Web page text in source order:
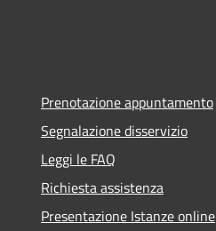
Prenotazione appuntamento
Segnalazione disservizio
Leggi le FAQ
Richiesta assistenza
Presentazione Istanze online